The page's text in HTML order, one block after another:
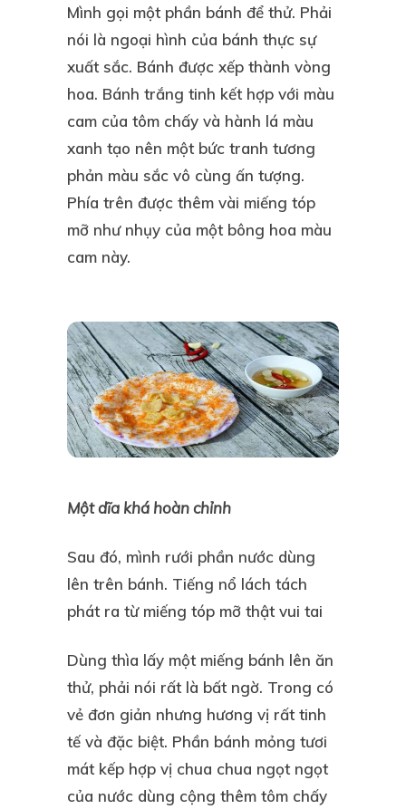
Mình gọi một phần bánh để thử. Phải
nói là ngoại hình của bánh thực sự
xuất sắc. Bánh được xếp thành vòng
hoa. Bánh trắng tinh kết hợp với màu
cam của tôm chấy và hành lá màu
xanh tạo nên một bức tranh tương
phản màu sắc vô cùng ấn tượng.
Phía trên được thêm vài miếng tóp
mỡ như nhụy của một bông hoa màu
cam này.
Một dĩa khá hoàn chỉnh
Sau đó, mình rưới phần nước dùng
lên trên bánh. Tiếng nổ lách tách
phát ra từ miếng tóp mỡ thật vui tai
Dùng thìa lấy một miếng bánh lên ăn
thử, phải nói rất là bất ngờ. Trong có
vẻ đơn giản nhưng hương vị rất tinh
tế và đặc biệt. Phần bánh mỏng tươi
mát kếp hợp vị chua chua ngọt ngọt
của nước dùng cộng thêm tôm chấy